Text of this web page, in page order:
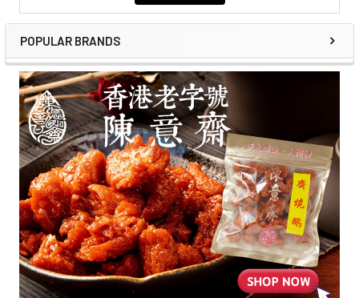
POPULAR BRANDS